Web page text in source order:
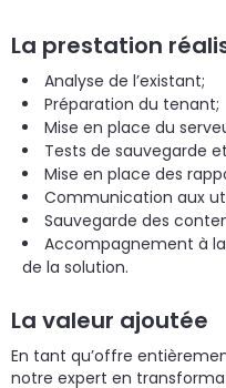
La prestation
Analyse de l’existant;
Préparation du tenant;
Mise en place du
Tests de sauvegarde et
Mise en place des
Communication aux
Sauvegarde des
Accompagnement à
de la solution.
La valeur ajoutée
En tant qu’offre
notre expert en